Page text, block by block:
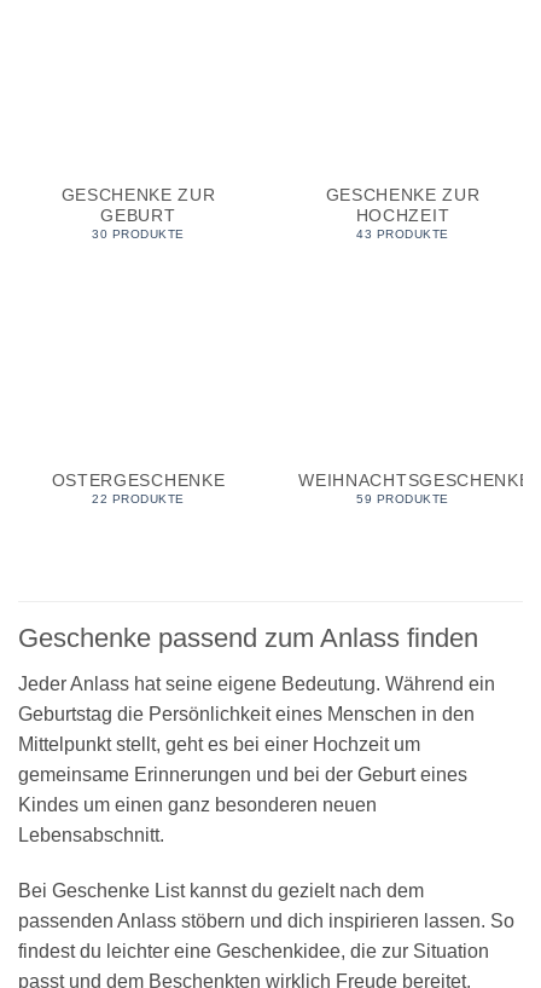
GESCHENKE ZUR
GEBURT
30 PRODUKTE
GESCHENKE ZUR
HOCHZEIT
43 PRODUKTE
OSTERGESCHENKE
22 PRODUKTE
WEIHNACHTSGESCHENKE
59 PRODUKTE
Geschenke passend zum Anlass finden
Jeder Anlass hat seine eigene Bedeutung. Während ein
Geburtstag die Persönlichkeit eines Menschen in den
Mittelpunkt stellt, geht es bei einer Hochzeit um
gemeinsame Erinnerungen und bei der Geburt eines
Kindes um einen ganz besonderen neuen
Lebensabschnitt.
Bei Geschenke List kannst du gezielt nach dem
passenden Anlass stöbern und dich inspirieren lassen. So
findest du leichter eine Geschenkidee, die zur Situation
passt und dem Beschenkten wirklich Freude bereitet.